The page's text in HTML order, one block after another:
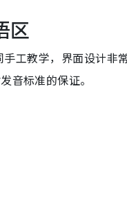
区
工教学，界面设计非
音标准的保证。